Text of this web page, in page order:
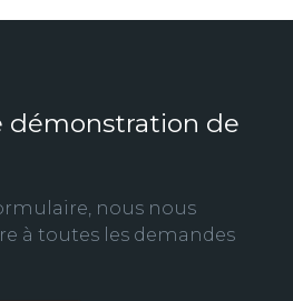
démonstration de
nous nous
à toutes les demandes